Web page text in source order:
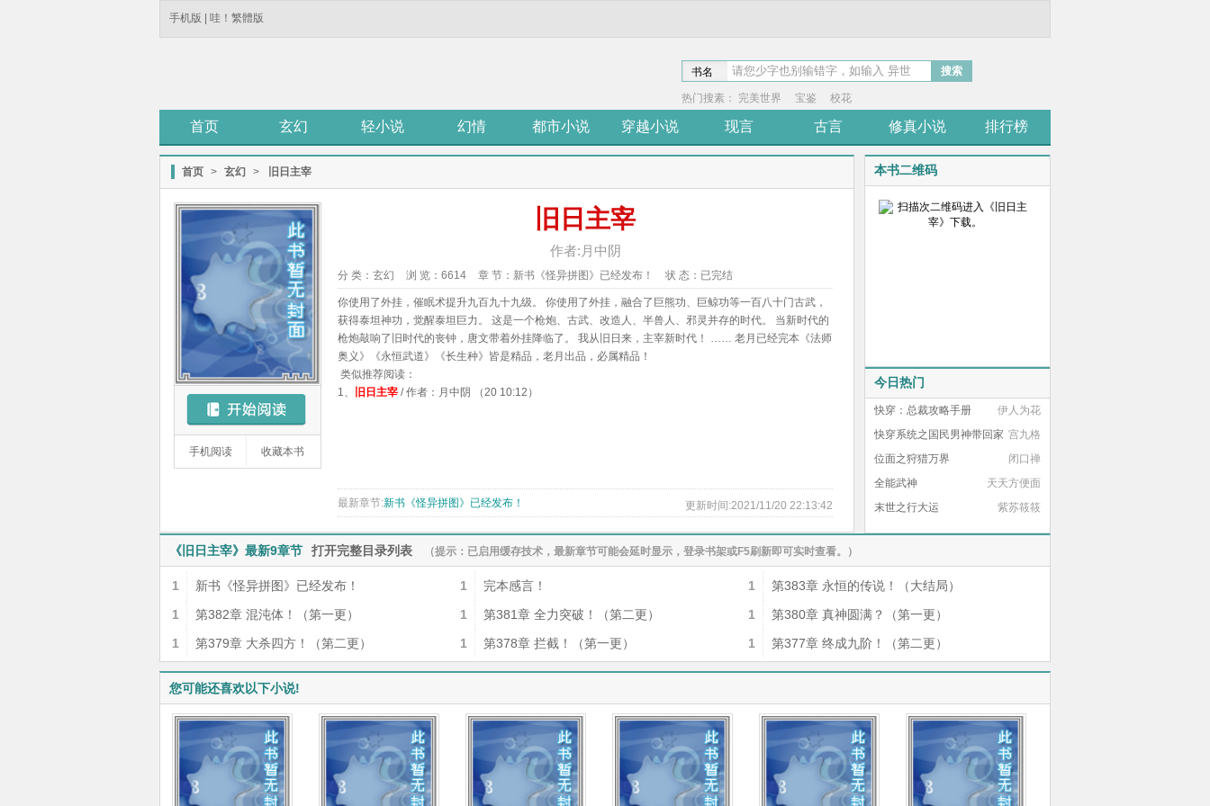
手机版 哇！繁體版
书名 搜索
热门搜素： 完美世界 宝鉴 校花
首页 玄幻 轻小说 幻情 都市小说 穿越小说 现言 古言 修真小说 排行榜
首页 > 玄幻 > 旧日主宰
手机阅读 收藏本书
旧日主宰
作者:月中阴
分 类： 玄幻 浏 览： 6614 章 节： 新书《怪异拼图》已经发布！ 状 态： 已完结
你使用了外挂，催眠术提升九百九十九级。 你使用了外挂，融合了巨熊功、巨鲸功等一百八十门古武，
获得泰坦神功，觉醒泰坦巨力。 这是一个枪炮、古武、改造人、半兽人、邪灵并存的时代。 当新时代的
枪炮敲响了旧时代的丧钟，唐文带着外挂降临了。 我从旧日来，主宰新时代！ …… 老月已经完本《法师
奥义》《永恒武道》《长生种》皆是精品，老月出品，必属精品！
类似推荐阅读：
1、
旧日主宰 / 作者：月中阴 （20 10:12）
最新章节:新书《怪异拼图》已经发布！ 更新时间:2021/11/20 22:13:42
本书二维码
今日热门
伊人为花
快穿：总裁攻略手册
宫九格
快穿系统之国民男神带回家
闭口禅
位面之狩猎万界
天天方便面
全能武神
紫苏筱筱
末世之行大运
《旧日主宰》最新9章节 打开完整目录列表 （提示：已启用缓存技术，最新章节可能会延时显示，登录书架或F5刷新即可实时查看。）
1 新书《怪异拼图》已经发布！ 1 完本感言！ 1
第383章 永恒的传说！（大结局）
1
第382章 混沌体！（第一更） 1 第381章 全力突破！（第二更） 1
第380章 真神圆满？（第一更）
1
第379章 大杀四方！（第二更） 1 第378章 拦截！（第一更） 1 第377章 终成九阶！（第二更）
您可能还喜欢以下小说!